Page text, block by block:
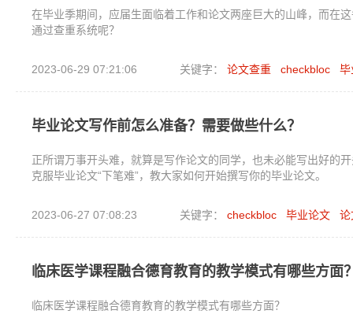
在毕业季期间，应届生面临着工作和论文两座巨大的山峰，而在
通过查重系统呢？
2023-06-29 07:21:06 关键字： 论文查重 checkbloc 毕
毕业论文写作前怎么准备？需要做些什么？
正所谓万事开头难，就算是写作论文的同学，也未必能写出好的
克服毕业论文“下笔难”，教大家如何开始撰写你的毕业论文。
2023-06-27 07:08:23 关键字： checkbloc 毕业论文 论
临床医学课程融合德育教育的教学模式有哪些方面
临床医学课程融合德育教育的教学模式有哪些方面？